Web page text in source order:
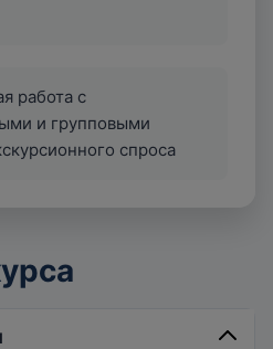
работа с
и групповыми
спроса